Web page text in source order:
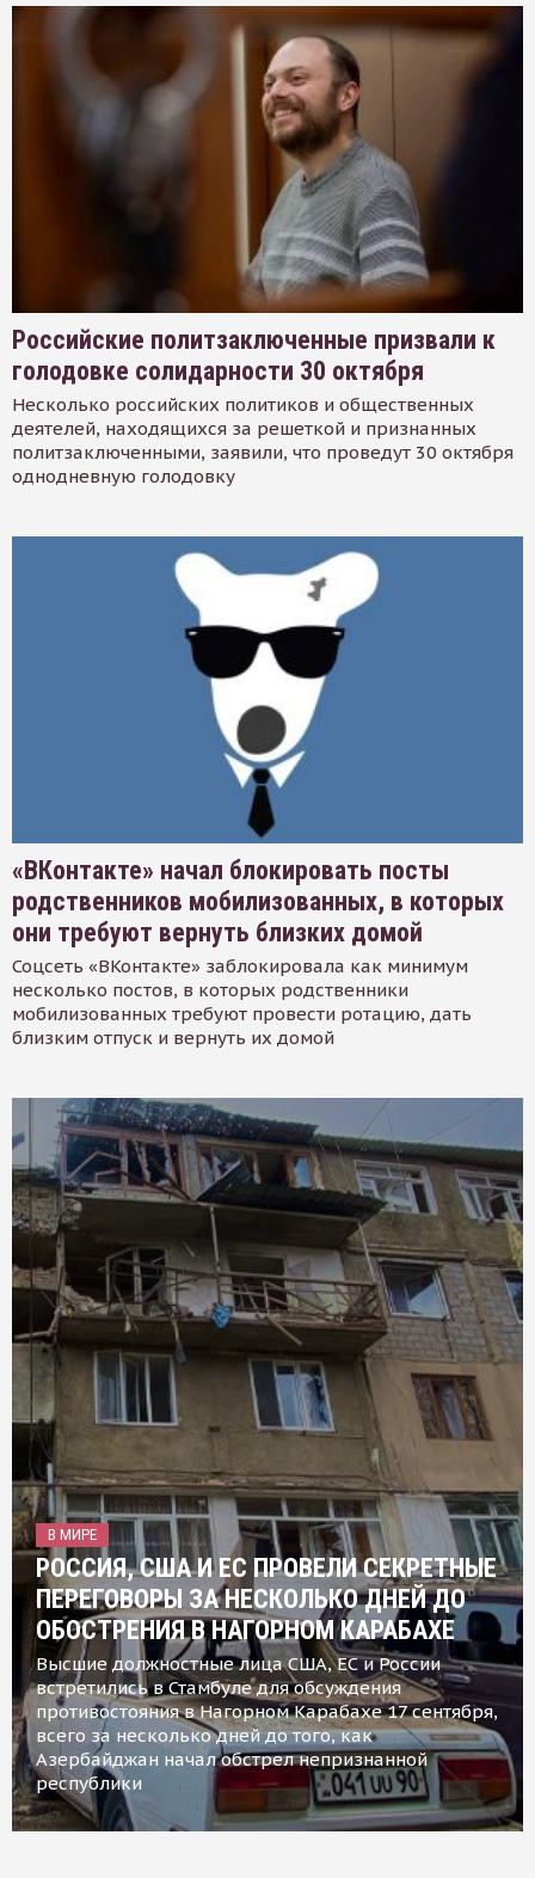
Российские политзаключенные призвали к
голодовке солидарности 30 октября
Несколько российских политиков и общественных
деятелей, находящихся за решеткой и признанных
политзаключенными, заявили, что проведут 30 октября
однодневную голодовку
«ВКонтакте» начал блокировать посты
родственников мобилизованных, в которых
они требуют вернуть близких домой
Соцсеть «ВКонтакте» заблокировала как минимум
несколько постов, в которых родственники
мобилизованных требуют провести ротацию, дать
близким отпуск и вернуть их домой
В МИРЕ
РОССИЯ, США И ЕС ПРОВЕЛИ СЕКРЕТНЫЕ
ПЕРЕГОВОРЫ ЗА НЕСКОЛЬКО ДНЕЙ ДО
ОБОСТРЕНИЯ В НАГОРНОМ КАРАБАХЕ
Высшие должностные лица США, ЕС и России
встретились в Стамбуле для обсуждения
противостояния в Нагорном Карабахе 17 сентября,
всего за несколько дней до того, как
Азербайджан начал обстрел непризнанной
республики